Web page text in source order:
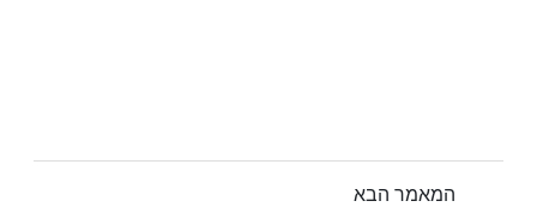
המאמר הבא